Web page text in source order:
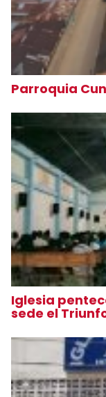
Parroquia
Iglesia
sede el